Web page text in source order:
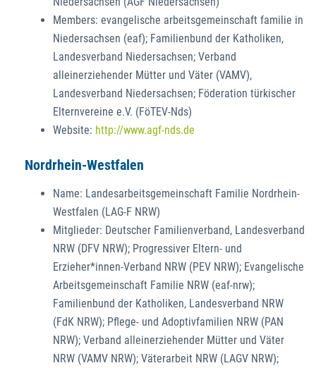
Members: evangelische arbeitsgemeinschaft familie in
Niedersachsen (eaf); Familienbund der Katholiken,
Landesverband Niedersachsen; Verband
alleinerziehender Mütter und Väter (VAMV),
Landesverband Niedersachsen; Föderation türkischer
Elternvereine e.V. (FöTEV-Nds)
Website: http://www.agf-nds.de
Nordrhein-Westfalen
Name: Landesarbeitsgemeinschaft Familie Nordrhein-
Westfalen (LAG-F NRW)
Mitglieder: Deutscher Familienverband, Landesverband
NRW (DFV NRW); Progressiver Eltern- und
Erzieher*innen-Verband NRW (PEV NRW); Evangelische
Arbeitsgemeinschaft Familie NRW (eaf-nrw);
Familienbund der Katholiken, Landesverband NRW
(FdK NRW); Pflege- und Adoptivfamilien NRW (PAN
NRW); Verband alleinerziehender Mütter und Väter
NRW (VAMV NRW); Väterarbeit NRW (LAGV NRW);